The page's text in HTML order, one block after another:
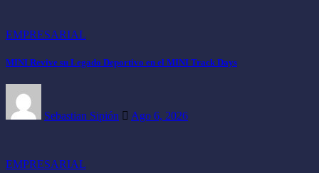
EMPRESARIAL
MINI Revive su Legado Deportivo en el MINI Track Days
Sebastian Sipión Ago 6, 2026
EMPRESARIAL